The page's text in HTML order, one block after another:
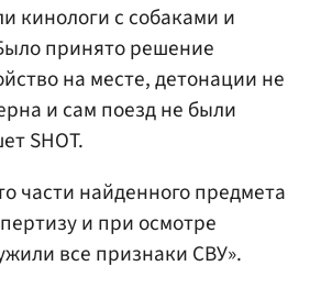
кинологи с собаками и
принято решение
на месте, детонации не
и сам поезд не были
SHOT.
части найденного предмета
и при осмотре
все признаки СВУ».